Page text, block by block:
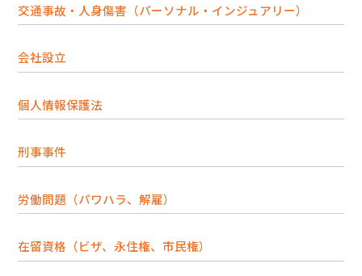
交通事故・人身傷害（パーソナル・インジュアリー）
会社設立
個人情報保護法
刑事事件
労働問題（パワハラ、解雇）
在留資格（ビザ、永住権、市民権）